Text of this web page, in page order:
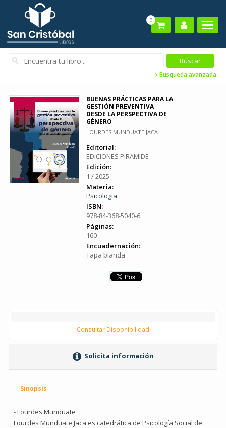
0
Busqueda avanzada
BUENAS PRÁCTICAS PARA LA
GESTIÓN PREVENTIVA
DESDE LA PERSPECTIVA DE
GÉNERO
LOURDES MUNDUATE JACA
Editorial:
EDICIONES PIRAMIDE
Edición:
1 / 2025
Materia:
Psicologia
ISBN:
978-84-368-5040-6
Páginas:
160
Encuadernación:
Tapa blanda
Consultar Disponibilidad
Solicita información
Sinopsis
- Lourdes Munduate
Lourdes Munduate Jaca es catedrática de Psicología Social de